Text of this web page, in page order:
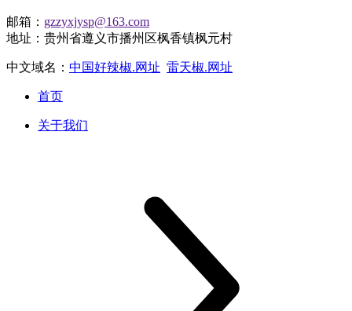
邮箱： gzzyxjysp@163.com
地址：贵州省遵义市播州区枫香镇枫元村
中文域名： 中国好辣椒.网址 雷天椒.网址
首页
关于我们